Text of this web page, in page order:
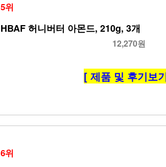
5위
HBAF 허니버터 아몬드, 210g, 3개
12,270원
[ 제품 및 후기보
6위